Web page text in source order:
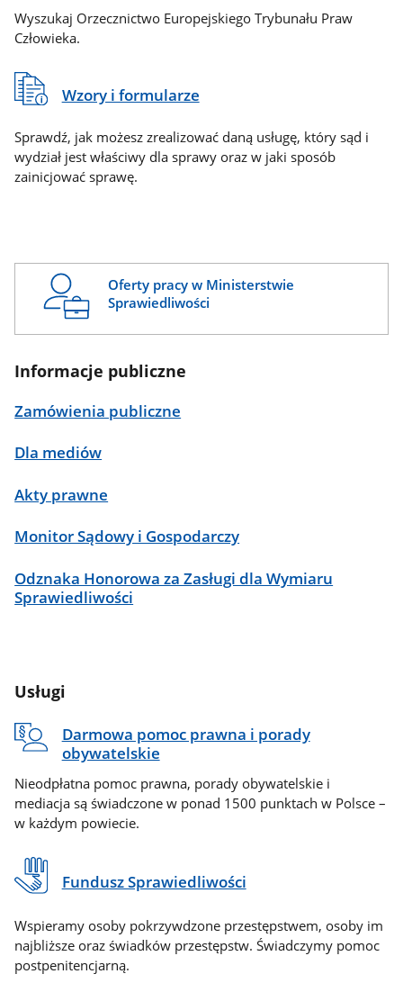
Wyszukaj Orzecznictwo Europejskiego Trybunału Praw
Człowieka.
Wzory i formularze
Sprawdź, jak możesz zrealizować daną usługę, który sąd i
wydział jest właściwy dla sprawy oraz w jaki sposób
zainicjować sprawę.
Oferty pracy w Ministerstwie
Sprawiedliwości
Informacje publiczne
Zamówienia publiczne
Dla mediów
Akty prawne
Monitor Sądowy i Gospodarczy
Odznaka Honorowa za Zasługi dla Wymiaru
Sprawiedliwości
Usługi
Darmowa pomoc prawna i porady
obywatelskie
Nieodpłatna pomoc prawna, porady obywatelskie i
mediacja są świadczone w ponad 1500 punktach w Polsce –
w każdym powiecie.
Fundusz Sprawiedliwości
Wspieramy osoby pokrzywdzone przestępstwem, osoby im
najbliższe oraz świadków przestępstw. Świadczymy pomoc
postpenitencjarną.